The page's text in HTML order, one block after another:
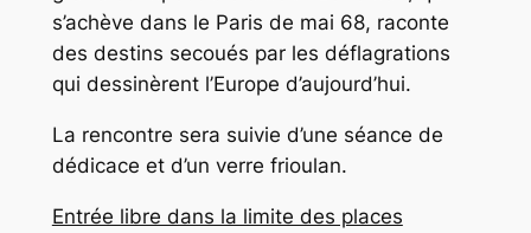
s’achève dans le Paris de mai 68, raconte
des destins secoués par les déflagrations
qui dessinèrent l’Europe d’aujourd’hui.
La rencontre sera suivie d’une séance de
dédicace et d’un verre frioulan.
Entrée libre dans la limite des places